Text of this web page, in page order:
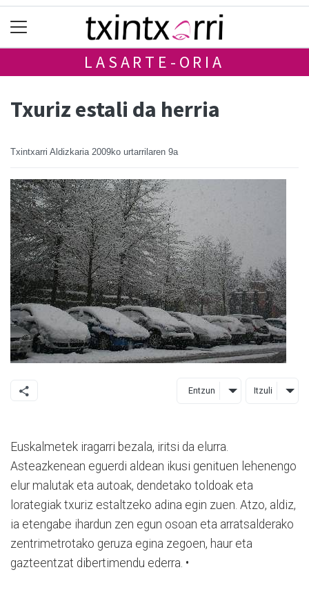
LASARTE-ORIA
Txuriz estali da herria
Txintxarri Aldizkaria 2009ko urtarrilaren 9a
Entzun Itzuli
Euskalmetek iragarri bezala, iritsi da elurra.
Asteazkenean eguerdi aldean ikusi genituen lehenengo
elur malutak eta autoak, dendetako toldoak eta
lorategiak txuriz estaltzeko adina egin zuen. Atzo, aldiz,
ia etengabe ihardun zen egun osoan eta arratsalderako
zentrimetrotako geruza egina zegoen, haur eta
gazteentzat dibertimendu ederra. •